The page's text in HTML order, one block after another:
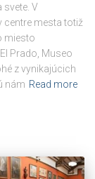
svete. V
centre mesta totiž
miesto
Prado, Museo
z vynikajúcich
nám Read more